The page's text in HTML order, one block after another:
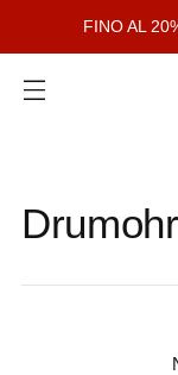
FINO AL